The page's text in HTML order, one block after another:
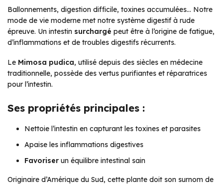
Ballonnements, digestion difficile, toxines accumulées… Notre
mode de vie moderne met notre système digestif à rude
épreuve. Un intestin surchargé peut être à l’origine de fatigue,
d’inflammations et de troubles digestifs récurrents.
Le Mimosa pudica, utilisé depuis des siècles en médecine
traditionnelle, possède des vertus purifiantes et réparatrices
pour l’intestin.
Ses propriétés principales :
Nettoie l’intestin en capturant les toxines et parasites
Apaise les inflammations digestives
Favoriser un équilibre intestinal sain
Originaire d’Amérique du Sud, cette plante doit son surnom de